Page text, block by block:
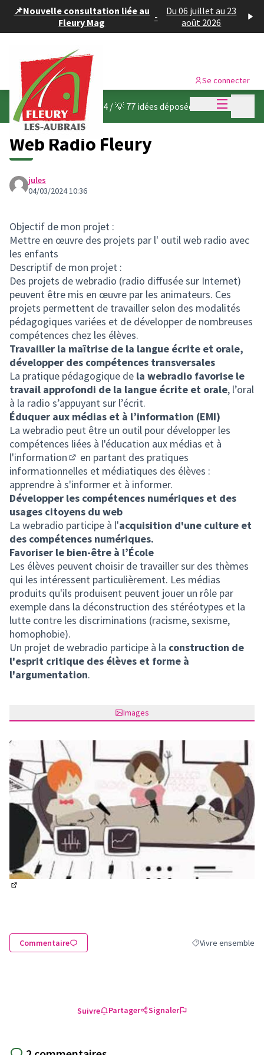
📌Nouvelle consultation liée au
Fleury Mag
-
Du 06 juillet au 23
août 2026
Menu
Se connecter
Budget participatif 2024 /💡 77 idées déposées
Web Radio Fleury
jules
04/03/2024 10:36
Objectif de mon projet :
Mettre en œuvre des projets par l' outil web radio avec
les enfants
Descriptif de mon projet :
Des projets de webradio (radio diffusée sur Internet)
peuvent être mis en œuvre par les animateurs. Ces
projets permettent de travailler selon des modalités
pédagogiques variées et de développer de nombreuses
compétences chez les élèves.
Travailler la maîtrise de la langue écrite et orale,
développer des compétences transversales
La pratique pédagogique de la webradio favorise le
travail approfondi de la langue écrite et orale, l’oral
à la radio s’appuyant sur l’écrit.
Éduquer aux médias et à l’information (EMI)
La webradio peut être un outil pour développer les
compétences liées à l'éducation aux médias et à
l'information
(Lien externe)
en partant des pratiques
informationnelles et médiatiques des élèves :
apprendre à s'informer et à informer.
Développer les compétences numériques et des
usages citoyens du web
La webradio participe à l'acquisition d'une culture et
des compétences numériques.
Favoriser le bien-être à l’École
Les élèves peuvent choisir de travailler sur des thèmes
qui les intéressent particulièrement. Les médias
produits qu'ils produisent peuvent jouer un rôle par
exemple dans la déconstruction des stéréotypes et la
lutte contre les discriminations (racisme, sexisme,
homophobie).
Un projet de webradio participe à la construction de
l'esprit critique des élèves et forme à
l'argumentation.
Images
Commentaire Filtrer les résultats
Vivre ensemble
Suivre Partager Signaler
Panneau de gestion des cookies